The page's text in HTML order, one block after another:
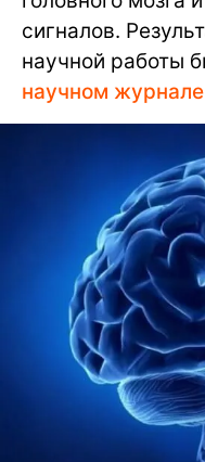
сигналов.
научной работы
научном